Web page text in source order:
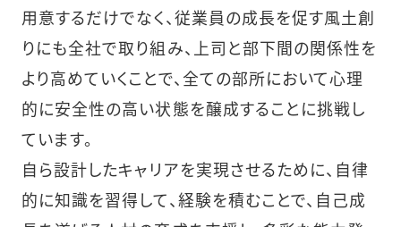
用意するだけでなく、従業員の成長を促す風土創
りにも全社で取り組み、上司と部下間の関係性を
より高めていくことで、全ての部所において心理
的に安全性の高い状態を醸成することに挑戦し
ています。
自ら設計したキャリアを実現させるために、自律
的に知識を習得して、経験を積むことで、自己成